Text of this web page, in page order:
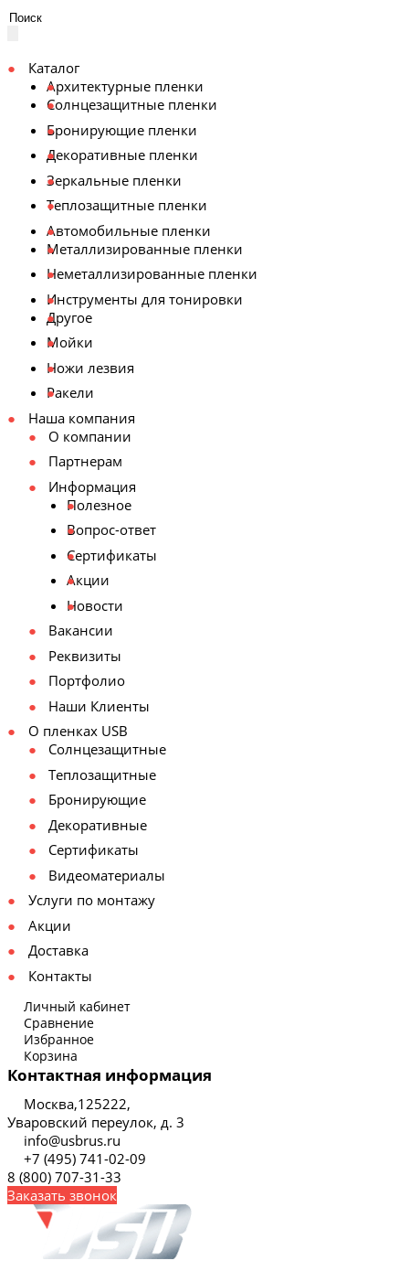
Каталог
Архитектурные пленки
Солнцезащитные пленки
Бронирующие пленки
Декоративные пленки
Зеркальные пленки
Теплозащитные пленки
Автомобильные пленки
Металлизированные пленки
Неметаллизированные пленки
Инструменты для тонировки
Другое
Мойки
Ножи лезвия
Ракели
Наша компания
О компании
Партнерам
Информация
Полезное
Вопрос-ответ
Сертификаты
Акции
Новости
Вакансии
Реквизиты
Портфолио
Наши Клиенты
О пленках USB
Солнцезащитные
Теплозащитные
Бронирующие
Декоративные
Сертификаты
Видеоматериалы
Услуги по монтажу
Акции
Доставка
Контакты
Личный кабинет
Сравнение
Избранное
Корзина
Контактная информация
Москва,125222,
Уваровский переулок, д. 3
info@usbrus.ru
+7 (495) 741-02-09
8 (800) 707-31-33
Заказать звонок